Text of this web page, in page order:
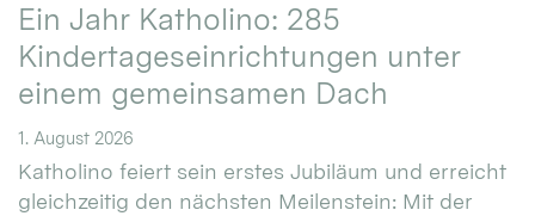
Ein Jahr Katholino: 285
Kindertageseinrichtungen unter
einem gemeinsamen Dach
1. August 2026
Katholino feiert sein erstes Jubiläum und erreicht
gleichzeitig den nächsten Meilenstein: Mit der